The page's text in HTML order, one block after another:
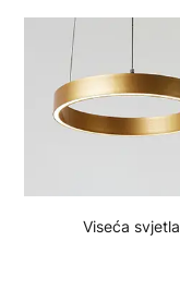
Viseća svjetla